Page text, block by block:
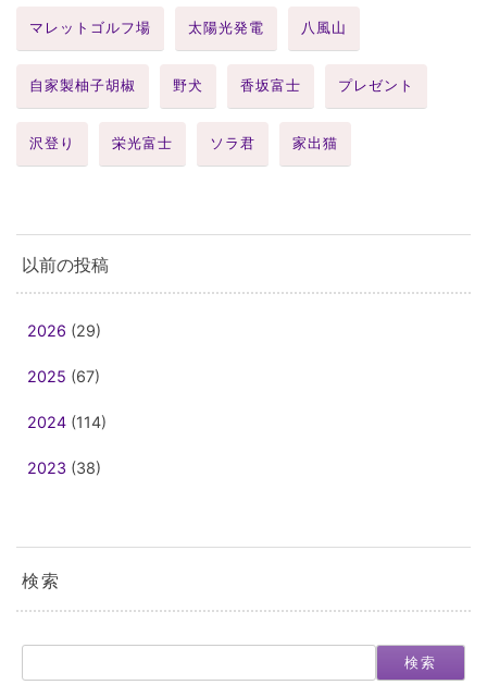
マレットゴルフ場 太陽光発電 八風山
自家製柚子胡椒 野犬 香坂富士 プレゼント
沢登り 栄光富士 ソラ君 家出猫
以前の投稿
2026 (29)
2025 (67)
2024 (114)
2023 (38)
検索
検索